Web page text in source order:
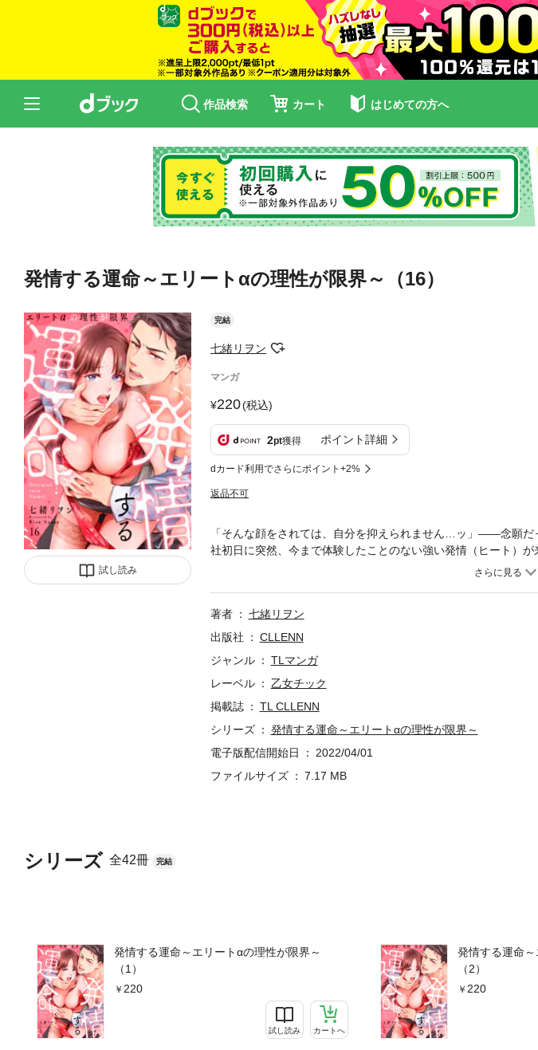
作品検索 カート はじめての方へ
発情する運命～エリートαの理性が限界～（16）
試し読み
完結
七緒リヲン
マンガ
220(税込)
2pt獲得 ポイント詳細
dカード利用でさらにポイント+2%
返品不可
シリーズ 全42冊 完結
発情する運命～エリートαの理性が限界～
（1）
220
試し読み カートへ
発情する運命
（2）
220
「そんな顔をされては、自分を抑えられません…ッ」――念願
社初日に突然、今まで体験したことのない強い発情（ヒート）
紳士的な男性。イかなければ発情が治まらない状況の中、彼に
る艶麗オメガバースTL！
著者
七緒リヲン
出版社
CLLENN
ジャンル
TLマンガ
レーベル
乙女チック
掲載誌
TL CLLENN
シリーズ
発情する運命～エリートαの理性が限界～
電子版配信開始日
2022/04/01
ファイルサイズ
7.17 MB